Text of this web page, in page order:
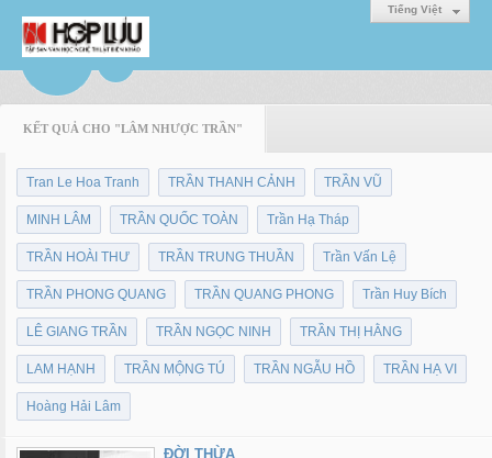
Tiếng Việt
KẾT QUẢ CHO "LÂM NHƯỢC TRẦN"
Tran Le Hoa Tranh TRẦN THANH CẢNH TRẦN VŨ
MINH LÂM TRẦN QUỐC TOÀN Trần Hạ Tháp
TRẦN HOÀI THƯ TRẦN TRUNG THUẦN Trần Vấn Lệ
TRẦN PHONG QUANG TRẦN QUANG PHONG Trần Huy Bích
LÊ GIANG TRẦN TRẦN NGỌC NINH TRẦN THỊ HẰNG
LAM HẠNH TRẦN MỘNG TÚ TRẦN NGẪU HỒ TRẦN HẠ VI
Hoàng Hải Lâm
ĐỜI THỪA